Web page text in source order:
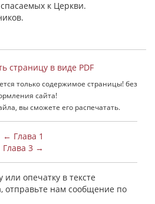
к Церкви.
страницу в виде PDF
только содержимое страницы! без
сайта!
вы сможете его распечатать.
← Глава 1
Глава 3 →
опечатку в тексте
отправьте нам сообщение по